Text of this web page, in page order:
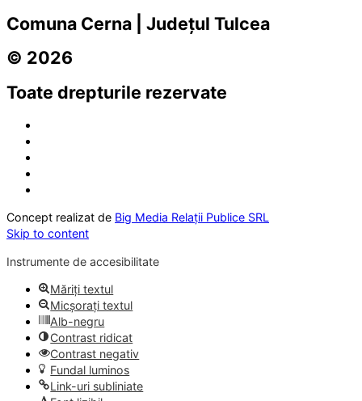
Comuna Cerna | Județul Tulcea
© 2026
Toate drepturile rezervate
Concept realizat de Big Media Relații Publice SRL
Skip to content
Instrumente de accesibilitate
Măriți textul
Micșorați textul
Alb-negru
Contrast ridicat
Contrast negativ
Fundal luminos
Link-uri subliniate